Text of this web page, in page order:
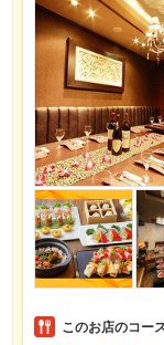
このお店のコー